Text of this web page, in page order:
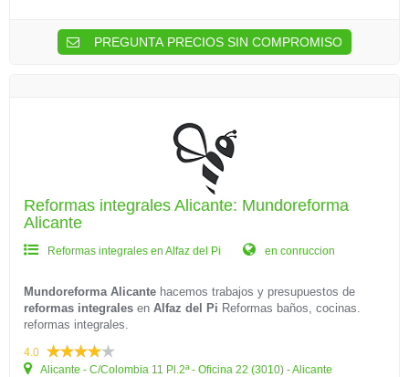
PREGUNTA PRECIOS SIN COMPROMISO
Reformas integrales Alicante: Mundoreforma
Alicante
Reformas integrales en Alfaz del Pi en conruccion
Mundoreforma Alicante hacemos trabajos y presupuestos de
reformas integrales en Alfaz del Pi Reformas baños, cocinas.
reformas integrales.
4.0
Alicante - C/Colombia 11 Pl.2ª - Oficina 22 (3010) - Alicante